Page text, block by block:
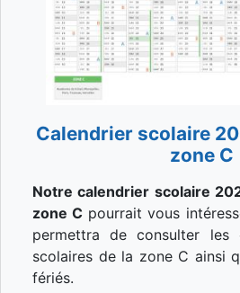
Calendrier scolaire
zone C
Notre calendrier scolaire
zone C pourrait vous
permettra de consulter les
scolaires de la zone C ainsi
fériés.